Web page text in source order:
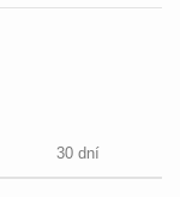
30 dní